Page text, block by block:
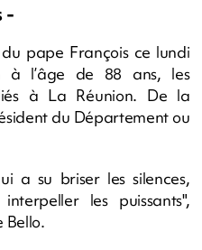
-
pape François ce lundi
à l’âge de 88 ans, les
à La Réunion. De la
du Département ou
a su briser les silences,
les puissants",
Bello.